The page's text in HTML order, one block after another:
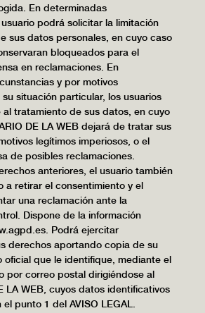
En determinadas
podrá solicitar la limitación
sus datos personales, en cuyo caso
bloqueados para el
en reclamaciones. En
y por motivos
situación particular, los usuarios
tratamiento de sus datos, en cuyo
DE LA WEB dejará de tratar sus
legítimos imperiosos, o el
de posibles reclamaciones.
anteriores, el usuario también
a retirar el consentimiento y el
una reclamación ante la
Dispone de la información
Podrá ejercitar
derechos aportando copia de su
oficial que le identifique, mediante el
por correo postal dirigiéndose al
LA WEB, cuyos datos identificativos
punto 1 del AVISO LEGAL.